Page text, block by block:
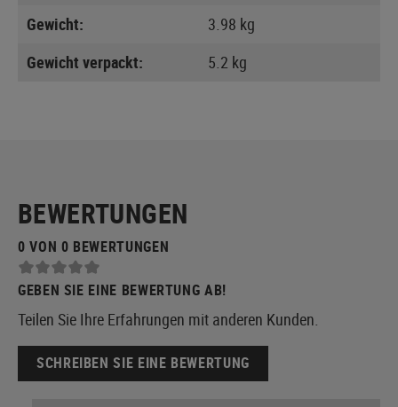
Gewicht:
3.98 kg
Gewicht verpackt:
5.2 kg
BEWERTUNGEN
0 VON 0 BEWERTUNGEN
GEBEN SIE EINE BEWERTUNG AB!
Teilen Sie Ihre Erfahrungen mit anderen Kunden.
SCHREIBEN SIE EINE BEWERTUNG